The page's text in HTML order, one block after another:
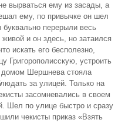
вырваться ему из засады, а
ему, по привычке он шел
перерыли весь
и он здесь, но затаился
искать его бесполезно,
Григорополисскую, устроить
Шершнева стояла
за улицей. Только на
засомневались в своем
Шел по улице быстро и сразу
чекисты приказ «Взять